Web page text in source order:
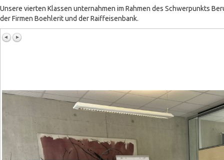
Unsere vierten Klassen unternahmen im Rahmen des Schwerpunkts
der Firmen Boehlerit und der Raiffeisenbank.